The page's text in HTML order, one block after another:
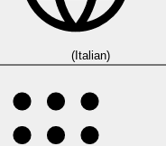
(Italian)